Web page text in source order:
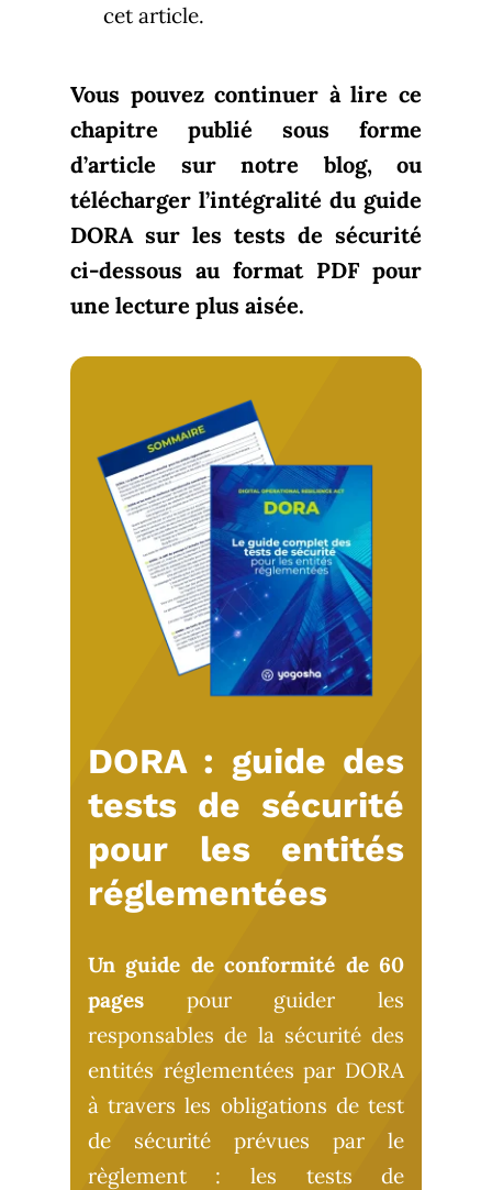
cet article.
Vous pouvez continuer à lire ce
chapitre publié sous forme
d’article sur notre blog, ou
télécharger l’intégralité du guide
DORA sur les tests de sécurité
ci-dessous au format PDF pour
une lecture plus aisée.
DORA : guide des
tests de sécurité
pour les entités
réglementées
Un guide de conformité de 60
pagespour guider les
responsables de la sécurité des
entités réglementées par DORA
à travers les obligations de test
de sécurité prévues par le
règlement : les tests de